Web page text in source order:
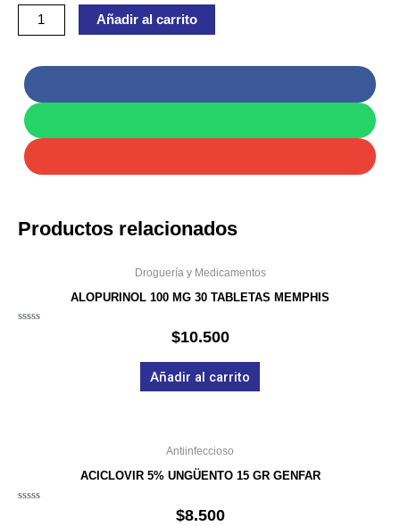
Añadir al carrito
Productos relacionados
Droguería y Medicamentos
ALOPURINOL 100 MG 30 TABLETAS MEMPHIS
$10.500
Añadir al carrito
Antiinfeccioso
ACICLOVIR 5% UNGÜENTO 15 GR GENFAR
$8.500